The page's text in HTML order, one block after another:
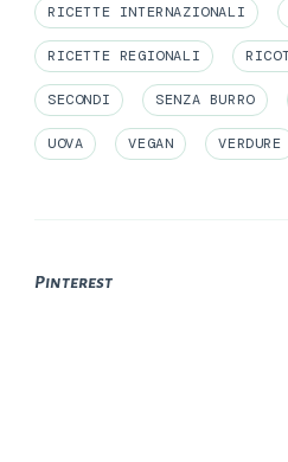
RICETTE INTERNAZIONALI
RICETTE REGIONALI
SECONDI SENZA BURRO
UOVA VEGAN VERDURE
Pinterest